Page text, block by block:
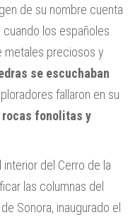
de su nombre cuenta
, cuando los españoles
metales preciosos y
se escuchaban
fallaron en su
rocas fonolitas y
del Cerro de la
las columnas del
Sonora, inaugurado el